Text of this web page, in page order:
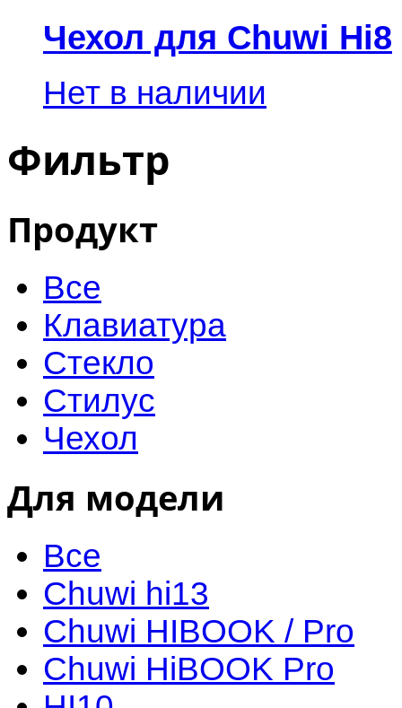
Чехол для Chuwi Hi8
Нет в наличии
Фильтр
Продукт
Все
Клавиатура
Стекло
Стилус
Чехол
Для модели
Все
Chuwi hi13
Chuwi HIBOOK / Pro
Chuwi HiBOOK Pro